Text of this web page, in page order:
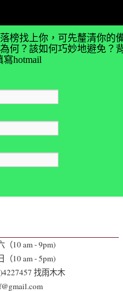
榜找上你，可先釐清你的
何？該如何巧妙地避免？
寫hotmail
（10 am - 9pm)
（10 am - 5pm)
找雨木木